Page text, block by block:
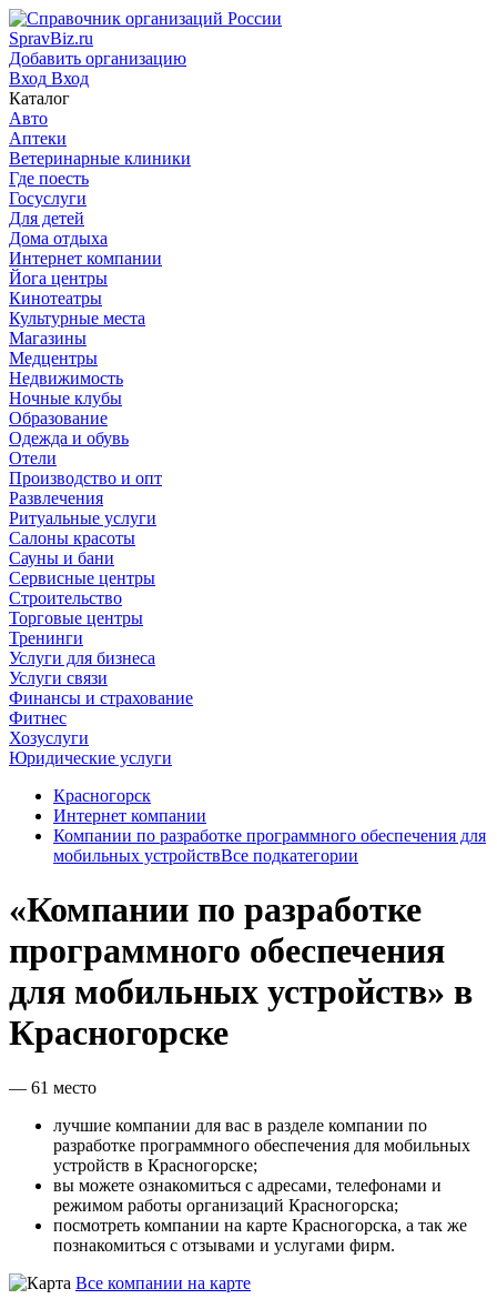
SpravBiz.ru
Добавить организацию
Вход Вход
Каталог
Авто
Аптеки
Ветеринарные клиники
Где поесть
Госуслуги
Для детей
Дома отдыха
Интернет компании
Йога центры
Кинотеатры
Культурные места
Магазины
Медцентры
Недвижимость
Ночные клубы
Образование
Одежда и обувь
Отели
Производство и опт
Развлечения
Ритуальные услуги
Салоны красоты
Сауны и бани
Сервисные центры
Строительство
Торговые центры
Тренинги
Услуги для бизнеса
Услуги связи
Финансы и страхование
Фитнес
Хозуслуги
Юридические услуги
Красногорск
Интернет компании
Компании по разработке программного обеспечения для
мобильных устройствВсе подкатегории
«Компании по разработке
программного обеспечения
для мобильных устройств» в
Красногорске
— 61 место
лучшие компании для вас в разделе компании по
разработке программного обеспечения для мобильных
устройств в Красногорске;
вы можете ознакомиться с адресами, телефонами и
режимом работы организаций Красногорска;
посмотреть компании на карте Красногорска, а так же
познакомиться с отзывами и услугами фирм.
Все компании на карте